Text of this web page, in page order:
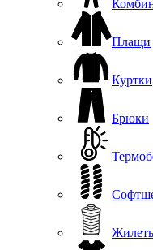
Плащи
Куртки
Брюки